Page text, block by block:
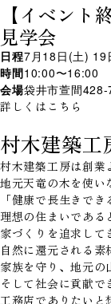
【イベント
見学会
日程7月18日(土) 19
時間10:00〜16:00
会場袋井市萱間
詳しくはこちら
村木建築工
村木建築工房は創業
地元天竜の木を使い
「健康で長生きでき
理想の住まいである
家づくりを追求して
自然に還元される素
家族を守り、地元の
そして社会に貢献で
工務店でありたいと